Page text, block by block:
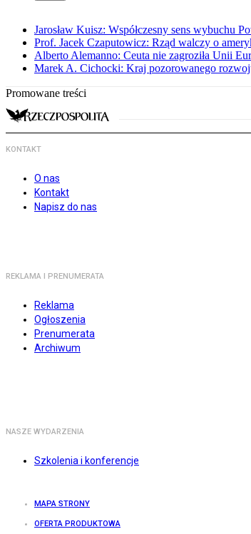
Jarosław Kuisz: Współczesny sens wybuchu
Prof. Jacek Czaputowicz: Rząd walczy o
Alberto Alemanno: Ceuta nie zagroziła Unii
Marek A. Cichocki: Kraj pozorowanego
Promowane treści
KONTAKT
O nas
Kontakt
Napisz do nas
REKLAMA I PRENUMERATA
Reklama
Ogłoszenia
Prenumerata
Archiwum
NASZE WYDARZENIA
Szkolenia i konferencje
MAPA STRONY
OFERTA PRODUKTOWA